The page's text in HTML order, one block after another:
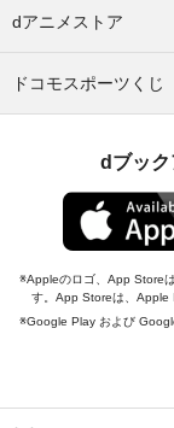
dアニメストア
ドコモスポーツくじ
dブック
Appleのロゴ、App Store
す。App Storeは、Apple
Google Play および